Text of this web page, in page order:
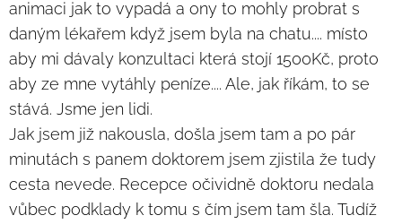
animaci jak to vypadá a ony to mohly probrat s
daným lékařem když jsem byla na chatu.... místo
aby mi dávaly konzultaci která stojí 1500Kč, proto
aby ze mne vytáhly peníze.... Ale, jak říkám, to se
stává. Jsme jen lidi.
Jak jsem již nakousla, došla jsem tam a po pár
minutách s panem doktorem jsem zjistila že tudy
cesta nevede. Recepce očividně doktoru nedala
vůbec podklady k tomu s čím jsem tam šla. Tudíž